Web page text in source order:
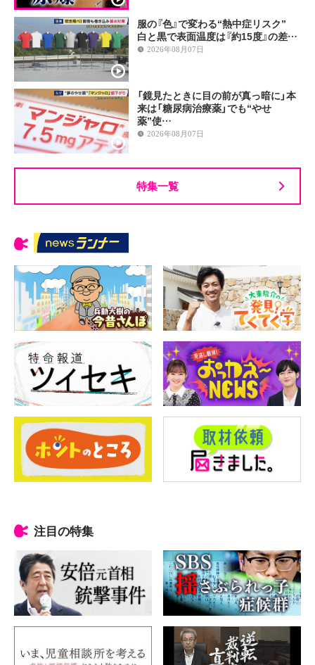
服の『色』で変わる“熱中症リスク”
白と黒で表面温度は『約15度』の差…
2026年08月07日
「鏡見たときに目の前が真っ暗に」本
来は「糖尿病治療薬」でも“やせ
薬”使…
2026年08月07日
特集一覧
注目の特集